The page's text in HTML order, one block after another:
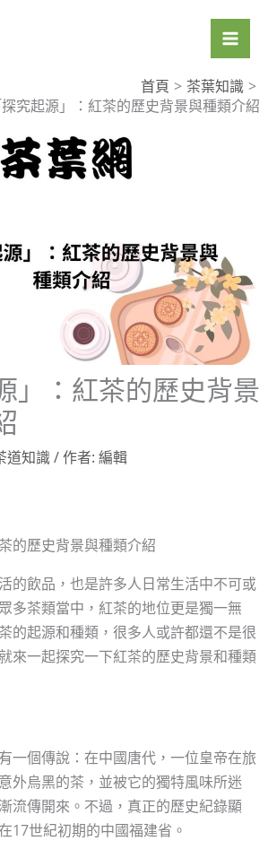
首頁
茶葉知識
探究起源」：紅茶的歷史背景與種類介紹
」：紅茶的歷史背景
道知識/ 作者: 編輯
的歷史背景與種類介紹
的飲品，也是許多人日常生活中不可或
多茶類當中，紅茶的地位更是獨一無
的起源和種類，很多人或許都還不是很
來一起探究一下紅茶的歷史背景和種類
一個傳說：在中國唐代，一位皇帝在旅
外烏黑的茶，並被它的獨特風味所迷
流傳開來。不過，真正的歷史紀錄顯
17世紀初期的中國福建省。